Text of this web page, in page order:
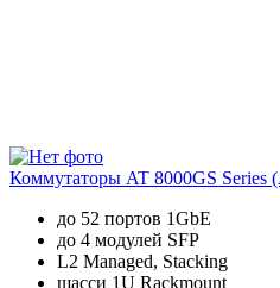
Коммутаторы AT 8000GS Series
до 52 портов 1GbE
до 4 модулей SFP
L2 Managed, Stacking
шасси 1U Rackmount